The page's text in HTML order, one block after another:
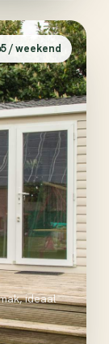
/ weekend
ideaal